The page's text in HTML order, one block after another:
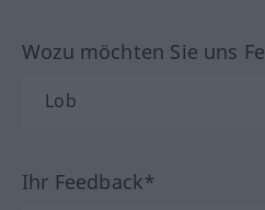
Wozu möchten Sie uns
Ihr Feedback*